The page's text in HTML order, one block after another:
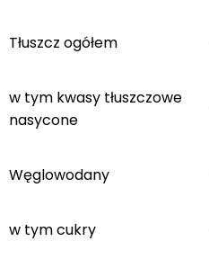
Tłuszcz ogółem
w tym kwasy tłuszczowe
nasycone
Węglowodany
w tym cukry